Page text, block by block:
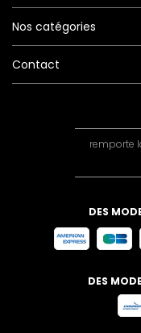
Nos catégories
Contact
remporte
DES
DES